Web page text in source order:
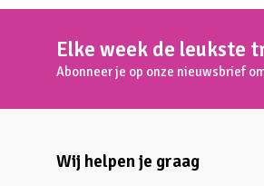
Elke week de leukste
Abonneer je op onze nieuwsbrief
Wij helpen je graag